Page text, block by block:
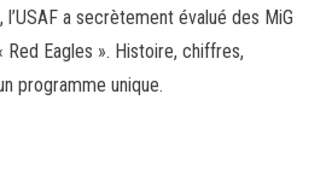
a secrètement évalué des MiG
Eagles ». Histoire, chiffres,
programme unique.